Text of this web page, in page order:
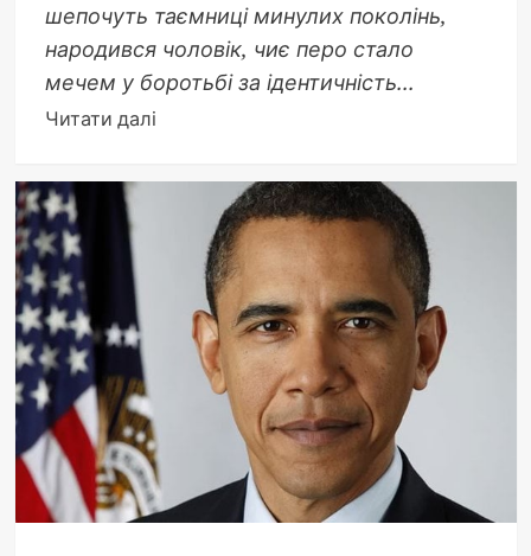
шепочуть таємниці минулих поколінь,
народився чоловік, чиє перо стало
мечем у боротьбі за ідентичність...
Читати даліДокладніше
Батько
України:
Михайло
Грушевський
його
спадщина